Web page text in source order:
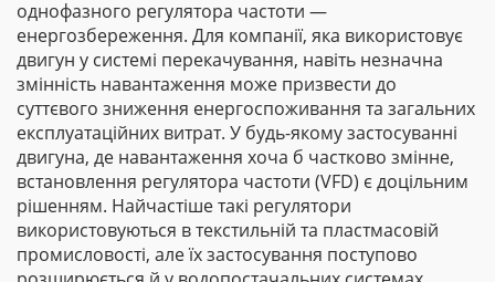
однофазного регулятора частоти —
енергозбереження. Для компанії, яка використовує
двигун у системі перекачування, навіть незначна
змінність навантаження може призвести до
суттєвого зниження енергоспоживання та загальних
експлуатаційних витрат. У будь-якому застосуванні
двигуна, де навантаження хоча б частково змінне,
встановлення регулятора частоти (VFD) є доцільним
рішенням. Найчастіше такі регулятори
використовуються в текстильній та пластмасовій
промисловості, але їх застосування поступово